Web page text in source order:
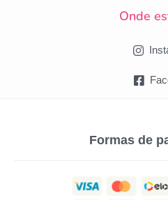
Onde
Formas de